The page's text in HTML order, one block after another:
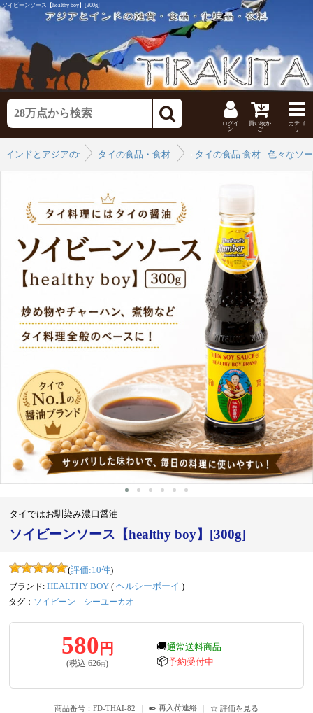
ソイビーンソース【healthy boy】[300g]
ログイ
ン
買い物か
ご
カテゴ
リ
インドとアジアの食品・食材タイの食品・食材 一覧 タイの食品 食材 - 色々なソ
タイではお馴染み濃口醤油
ソイビーンソース【healthy boy】[300g]
(評価:10件)
ブランド: HEALTHY BOY (ヘルシーボーイ )
タグ： ソイビーン シーユーカオ
580 円
(税込626円)
🚚通常送料商品
📦予約受付中
商品番号：FD-THAI-82 ｜ ✒️ 再入荷連絡 ｜ ☆ 評価を見る